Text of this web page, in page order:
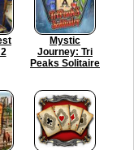
Mystic
Journey: Tri
Peaks Solitaire